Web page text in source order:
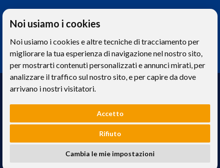
Noi usiamo i cookies
Noi usiamo i cookies e altre tecniche di tracciamento per
migliorare la tua esperienza di navigazione nel nostro sito,
per mostrarti contenuti personalizzati e annunci mirati, per
analizzare il traffico sul nostro sito, e per capire da dove
arrivano i nostri visitatori.
Accetto
Rifiuto
Cambia le mie impostazioni
Largo Cesare Battisti, 28 - 39044 Egna (BZ) - Italia
P.IVA: 01652670215
Memetic srl- Via Pasqui 28 - 38068 Rovereto (TN)
Le foto e le immagini riprodotte sul sito hanno valore puramente descrittivo. -
e
Ignas Tour S.p.A. - Capitale sociale 120.000,00€ interamente versato | Camera di
Commercio Industria Artigianato e Agricoltura di Bolzano, BZ-154275 |